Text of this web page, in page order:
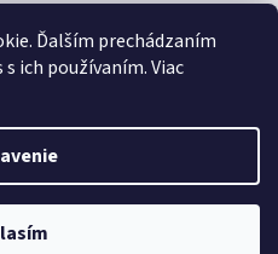
Ďalším prechádzaním
ich používaním. Viac
Shoptet